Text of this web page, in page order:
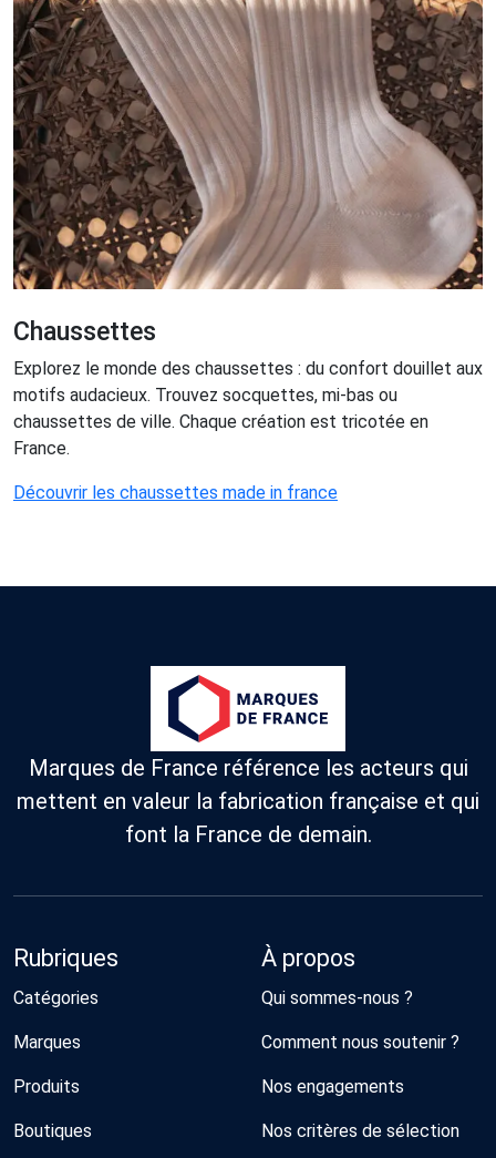
Chaussettes
Explorez le monde des chaussettes : du confort douillet aux
motifs audacieux. Trouvez socquettes, mi-bas ou
chaussettes de ville. Chaque création est tricotée en
France.
Découvrir les chaussettes made in france
Marques de France référence les acteurs qui
mettent en valeur la fabrication française et qui
font la France de demain.
Rubriques
Catégories
Marques
Produits
Boutiques
À propos
Qui sommes-nous ?
Comment nous soutenir ?
Nos engagements
Nos critères de sélection